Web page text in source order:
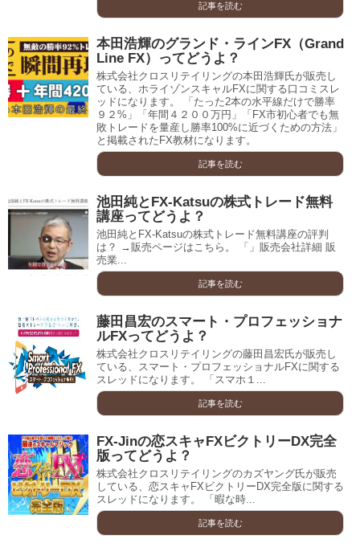
記事を読む
本田浩輝のグランド・ラインFX（Grand
Line FX）ってどうよ？
株式会社クロスリテイリングの本田浩輝氏が販売し
ている、ホライゾンスキャルFXに関する口コミスレ
ッドになります。 「たった2本の水平線だけで勝率
９２%」「年間４２００万円」「FX市初心者でも無
敗トレードを量産し勝率100%に近づくための方法」
と掲載されたFX教材になります。
記事を読む
池田純とFX-Katsuの株式トレード無料
講座ってどうよ？
池田純とFX-Katsuの株式トレード無料講座の評判
は？ →販売ページはこちら。 「」販売会社詳細 販
売業...
記事を読む
藤田昌宏のスマート・プロフェッショナ
ルFXってどうよ？
株式会社クロスリテイリングの藤田昌宏氏が販売し
ている、スマート・プロフェッショナルFXに関する
スレッドになります。 「スマホ１...
記事を読む
FX-Jinの恋スキャFXビクトリーDX完全
版ってどうよ？
株式会社クロスリテイリングのカズヤング氏が販売
している、恋スキャFXビクトリーDX完全版に関する
スレッドになります。 「暇な時...
記事を読む